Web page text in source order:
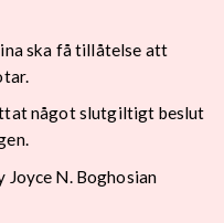
ska få tillåtelse att
något slutgiltigt beslut
N. Boghosian